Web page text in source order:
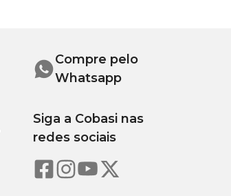
Compre pelo
Whatsapp
Siga a Cobasi nas
redes sociais